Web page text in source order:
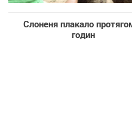
Слоненя плакало
годин